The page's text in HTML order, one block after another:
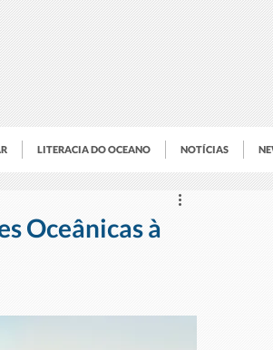
LITERACIA DO OCEANO NOTÍCIAS
Oceânicas à